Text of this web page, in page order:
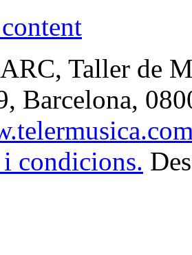
Taller de
Barcelona,
condicions.